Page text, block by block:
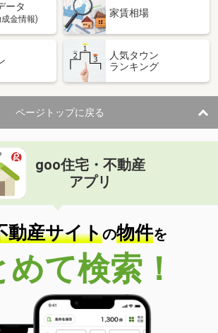
ータ
金情報)
家賃相場
人気タウン
ランキング
ページトップに戻る
goo住宅・不動産
アプリ
動産サイトの物件を
めて検索！